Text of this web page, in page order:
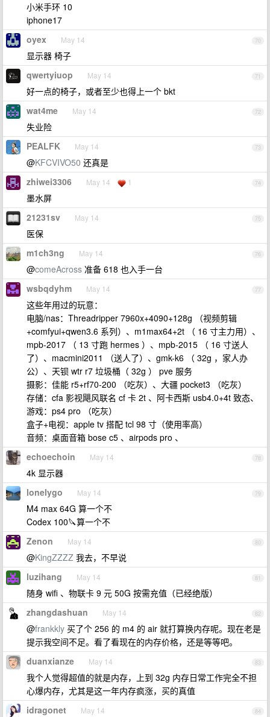
小米手环 10
iphone17
70
oyex May 14
显示器 椅子
71
qwertyiuop May 14
好一点的椅子，或者至少也得上一个 bkt
72
wat4me May 14
失业险
73
PEALFK May 14
@KFCVIVO50 还真是
74
zhiwei3306 May 14 1
墨水屏
75
21231sv May 14
医保
76
m1ch3ng May 14
@comeAcross 准备 618 也入手一台
77
wsbqdyhm May 14
这些年用过的玩意：
电脑/nas：Threadripper 7960x+4090+128g （视频剪辑
+comfyui+qwen3.6 系列）、m1max64+2t （ 16 寸主力用）、
mpb-2017 （ 13 寸跑 hermes ）、mpb-2015 （ 16 寸送人
了）、macmini2011 （送人了）、gmk-k6 （ 32g ，家人办
公）、天钡 wtr r7 垃圾桶（ 32g ） pve 服务
摄影：佳能 r5+rf70-200 （吃灰）、大疆 pocket3 （吃灰）
存储：cfa 影视飓风联名 cf 卡 2t 、阿卡西斯 usb4.0+4t 致态、
游戏：ps4 pro （吃灰）
盒子+电视：apple tv 搭配 tcl 98 寸（使用率高）
音频：桌面音箱 bose c5 、airpods pro 、
78
echoechoin May 14
4k 显示器
79
lonelygo May 14
M4 max 64G 算一个不
Codex 100🔪算一个不
80
Zenon May 14
@KingZZZZ 我去，不早说
81
luzihang May 14
随身 wifi 、物联卡 9 元 50G 按需充值（已经绝版）
82
zhangdashuan May 14
@frankkly 买了个 256 的 m4 的 air 就打算换内存呢。现在老是
提示我空间不足。看了看现在的内存价格，还是等等吧。
83
duanxianze May 14
我个人觉得超值的就是内存，上到 32g 内存日常工作完全不担
心爆内存，尤其是这一年内存疯涨，买的真值
84
idragonet May 14